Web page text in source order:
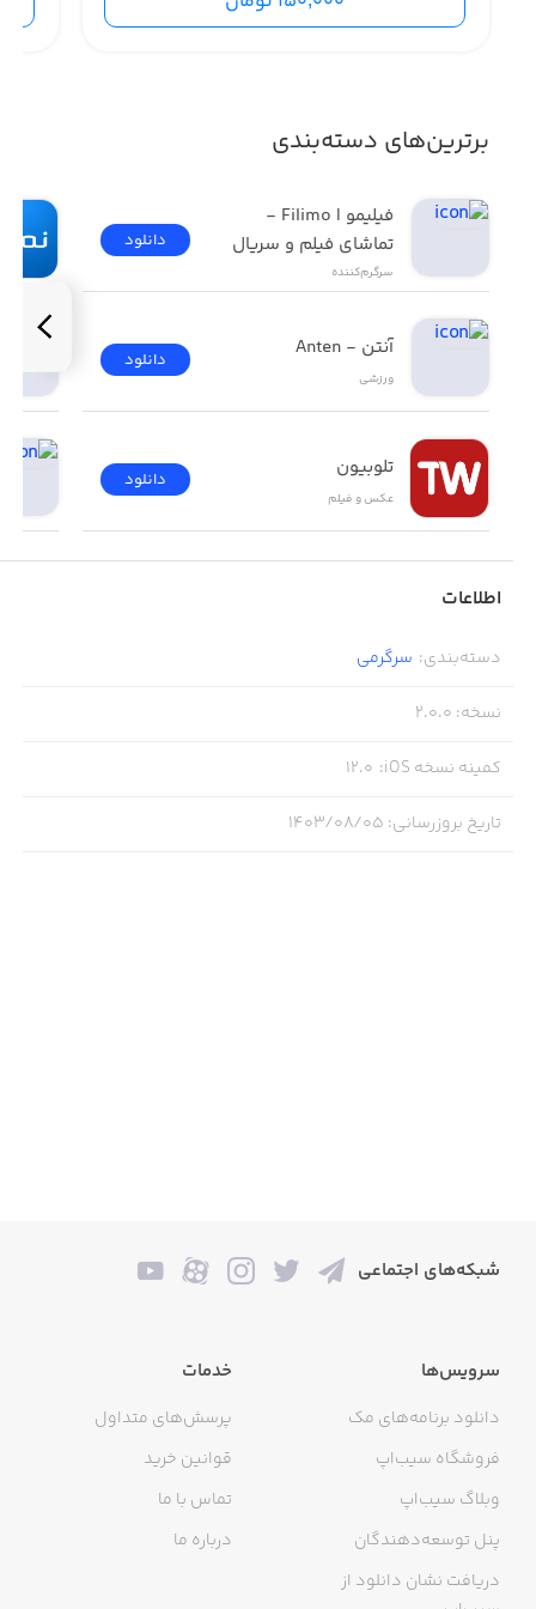
برترین‌های دسته‌بندی
تماشای فیلم و سریال
سرگرم‌کننده
دانلود
آنتن - Anten
ورزشی
دانلود
تلوبیون
عکس و فیلم
دانلود
اطلاعات
دسته‌بندی: سرگرمی
نسخه:
2.0.0
کمینه نسخه iOS :
12.0
تاریخ بروزرسانی: ۱۴۰۳/۰۸/۰۵
شبکه‌های اجتماعی
سرویس‌ها
دانلود برنامه‌های مک
فروشگاه سیب‌اپ
وبلاگ سیب‌اپ
پنل توسعه‌دهندگان
دریافت نشان دانلود از
خدمات
پرسش‌های متداول
قوانین خرید
تماس با ما
درباره ما